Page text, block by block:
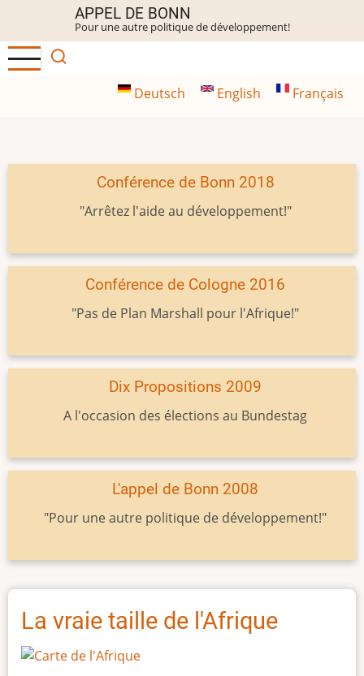
contenu
principal
APPEL DE BONN
Pour une autre politique de développement!
Deutsch English Français
Conférence de Bonn 2018
"Arrêtez l'aide au développement!"
Conférence de Cologne 2016
"Pas de Plan Marshall pour l'Afrique!"
Dix Propositions 2009
A l'occasion des élections au Bundestag
L'appel de Bonn 2008
"Pour une autre politique de développement!"
La vraie taille de l'Afrique